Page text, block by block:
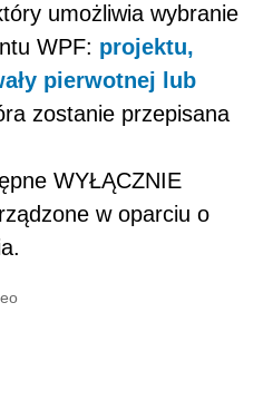
umożliwia wybranie
WPF: projektu,
pierwotnej lub
zostanie przepisana
WYŁĄCZNIE
w oparciu o